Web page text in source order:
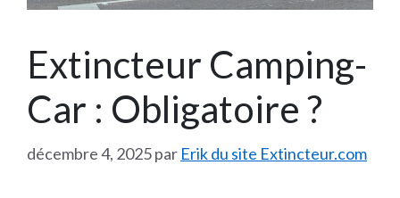
Extincteur Camping-
Car : Obligatoire ?
décembre 4, 2025par Erik du site Extincteur.com